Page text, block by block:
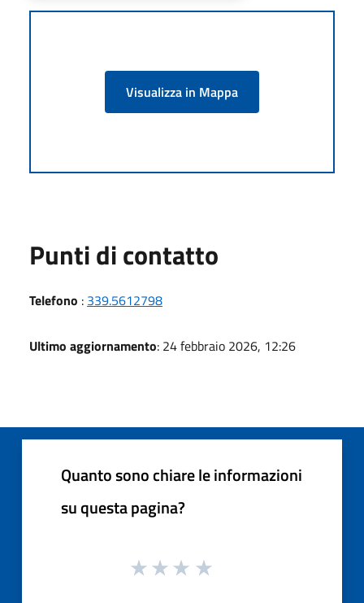
Visualizza in Mappa
Punti di contatto
Telefono : 339.5612798
Ultimo aggiornamento: 24 febbraio 2026, 12:26
Quanto sono chiare le informazioni
su questa pagina?